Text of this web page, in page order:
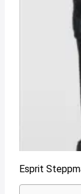
Esprit